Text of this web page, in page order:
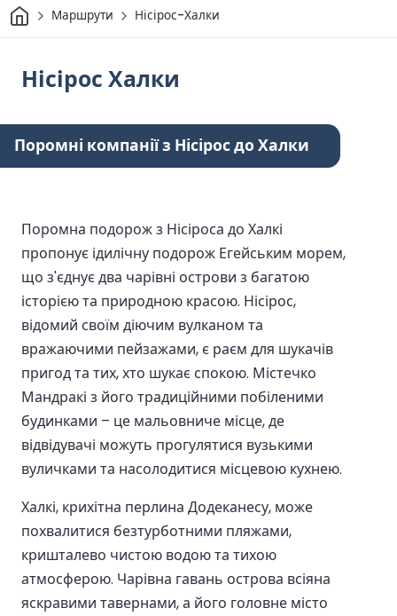
Дім Маршрути Нісірос-Халки
Нісірос Халки
Поромні компанії з Нісірос до Халки
Поромна подорож з Нісіроса до Халкі
пропонує ідилічну подорож Егейським морем,
що з'єднує два чарівні острови з багатою
історією та природною красою. Нісірос,
відомий своїм діючим вулканом та
вражаючими пейзажами, є раєм для шукачів
пригод та тих, хто шукає спокою. Містечко
Мандракі з його традиційними побіленими
будинками – це мальовниче місце, де
відвідувачі можуть прогулятися вузькими
вуличками та насолодитися місцевою кухнею.
Халкі, крихітна перлина Додеканесу, може
похвалитися безтурботними пляжами,
кришталево чистою водою та тихою
атмосферою. Чарівна гавань острова всіяна
яскравими тавернами, а його головне місто